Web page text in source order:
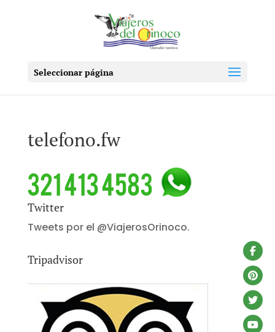
Seleccionar página
telefono.fw
Twitter
Tweets por el @ViajerosOrinoco.
Tripadvisor